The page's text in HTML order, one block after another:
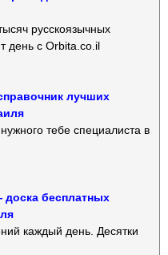
русскоязычных
день с Orbita.co.il
лучших
тебе специалиста в
бесплатных
каждый день. Десятки